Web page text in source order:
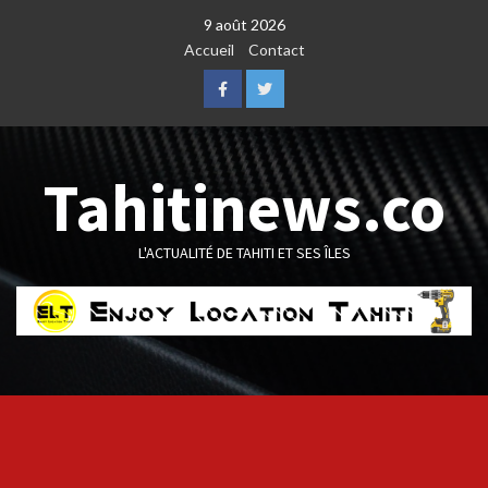
9 août 2026
Accueil
Contact
FacebookTwitter
Tahitinews.co
L'ACTUALITÉ DE TAHITI ET SES ÎLES